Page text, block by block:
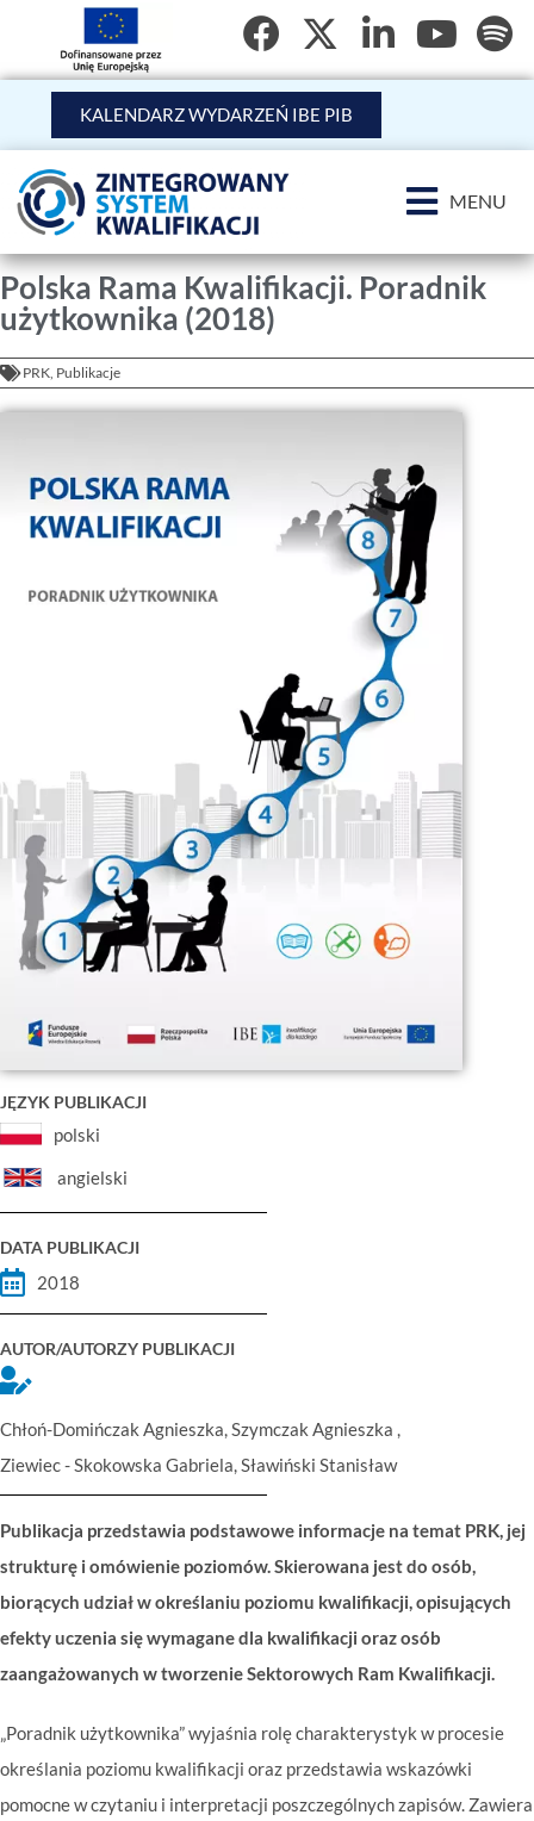
KALENDARZ WYDARZEŃ IBE PIB
MENU
Publikacja przedstawia podstawowe informacje na temat PRK, jej
strukturę i omówienie poziomów. Skierowana jest do osób,
biorących udział w określaniu poziomu kwalifikacji, opisujących
efekty uczenia się wymagane dla kwalifikacji oraz osób
zaangażowanych w tworzenie Sektorowych Ram Kwalifikacji.
„Poradnik użytkownika” wyjaśnia rolę charakterystyk w procesie
określania poziomu kwalifikacji oraz przedstawia wskazówki
pomocne w czytaniu i interpretacji poszczególnych zapisów. Zawiera
Polska Rama Kwalifikacji. Poradnik
użytkownika (2018)
PRK Publikacje
JĘZYK PUBLIKACJI
polski
angielski
DATA PUBLIKACJI
2018
AUTOR/AUTORZY PUBLIKACJI
Chłoń-Domińczak Agnieszka, Szymczak Agnieszka ,
Ziewiec - Skokowska Gabriela, Sławiński Stanisław